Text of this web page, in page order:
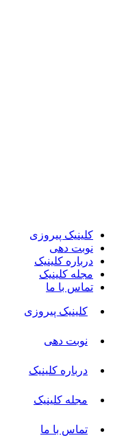
کلینیک پیروزی
نوبت دهی
درباره کلینیک
مجله کلینیک
تماس با ما
کلینیک پیروزی
نوبت دهی
درباره کلینیک
مجله کلینیک
تماس با ما